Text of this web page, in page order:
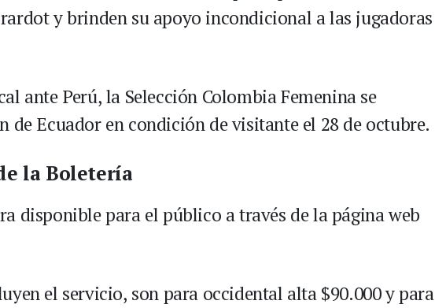
y brinden su apoyo incondicional a las jugadoras
ante Perú, la Selección Colombia Femenina se
de Ecuador en condición de visitante el 28 de octubre.
la Boletería
disponible para el público a través de la página web
el servicio, son para occidental alta $90.000 y para